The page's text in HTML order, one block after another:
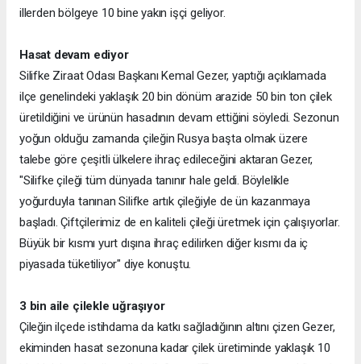
illerden bölgeye 10 bine yakın işçi geliyor.
Hasat devam ediyor
Silifke Ziraat Odası Başkanı Kemal Gezer, yaptığı açıklamada
ilçe genelindeki yaklaşık 20 bin dönüm arazide 50 bin ton çilek
üretildiğini ve ürünün hasadının devam ettiğini söyledi. Sezonun
yoğun olduğu zamanda çileğin Rusya başta olmak üzere
talebe göre çeşitli ülkelere ihraç edileceğini aktaran Gezer,
"Silifke çileği tüm dünyada tanınır hale geldi. Böylelikle
yoğurduyla tanınan Silifke artık çileğiyle de ün kazanmaya
başladı. Çiftçilerimiz de en kaliteli çileği üretmek için çalışıyorlar.
Büyük bir kısmı yurt dışına ihraç edilirken diğer kısmı da iç
piyasada tüketiliyor" diye konuştu.
3 bin aile çilekle uğraşıyor
Çileğin ilçede istihdama da katkı sağladığının altını çizen Gezer,
ekiminden hasat sezonuna kadar çilek üretiminde yaklaşık 10